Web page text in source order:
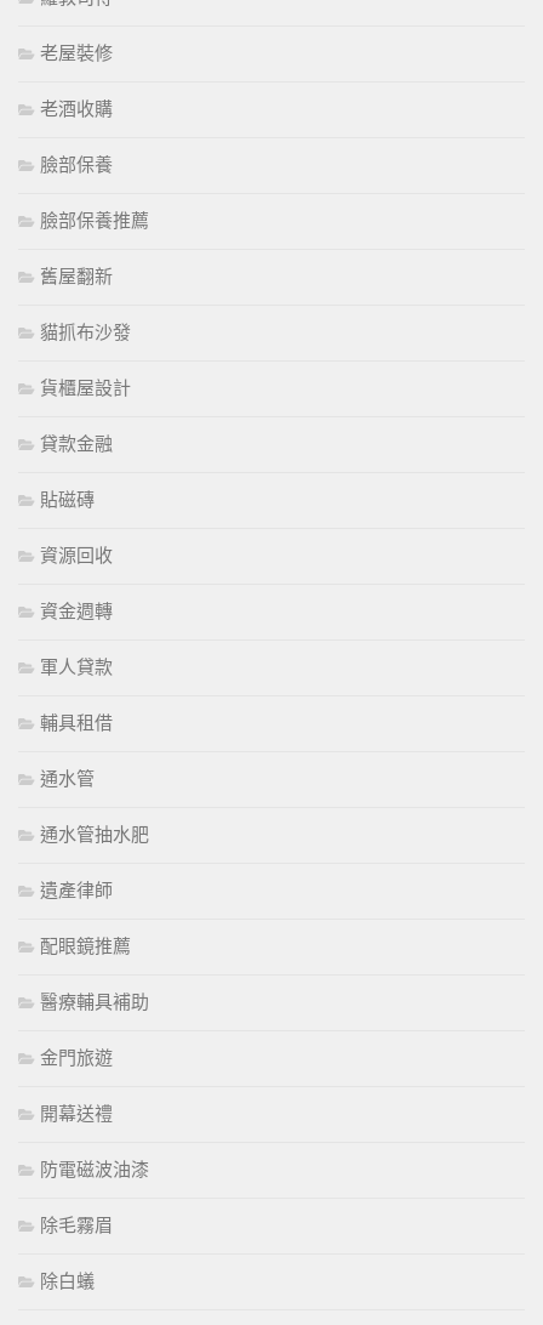
老屋裝修
老酒收購
臉部保養
臉部保養推薦
舊屋翻新
貓抓布沙發
貨櫃屋設計
貸款金融
貼磁磚
資源回收
資金週轉
軍人貸款
輔具租借
通水管
通水管抽水肥
遺產律師
配眼鏡推薦
醫療輔具補助
金門旅遊
開幕送禮
防電磁波油漆
除毛霧眉
除白蟻